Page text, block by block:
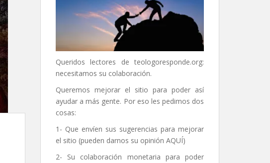
Queridos lectores de teologoresponde.org:
necesitamos su colaboración.
Queremos mejorar el sitio para poder así
ayudar a más gente. Por eso les pedimos dos
cosas:
1- Que envíen sus sugerencias para mejorar
el sitio (pueden darnos su opinión AQUÍ)
2- Su colaboración monetaria para poder